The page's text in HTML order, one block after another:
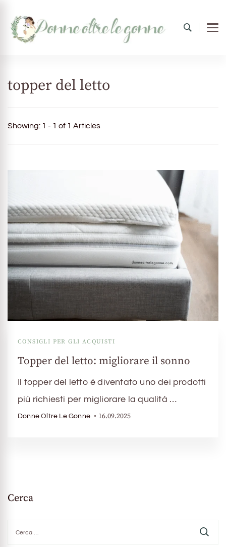
topper del letto
Showing: 1 - 1 of 1 Articles
CONSIGLI PER GLI ACQUISTI
Topper del letto: migliorare il sonno
Il topper del letto è diventato uno dei prodotti
più richiesti per migliorare la qualità …
Donne Oltre Le Gonne 16.09.2025
Cerca
per: